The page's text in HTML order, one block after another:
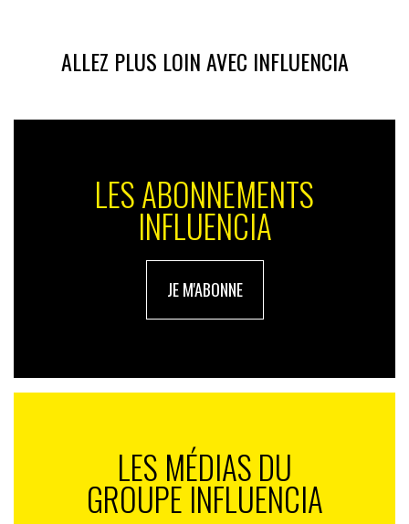
ALLEZ PLUS LOIN AVEC INFLUENCIA
LES ABONNEMENTS
INFLUENCIA
JE M'ABONNE
LES MÉDIAS DU
GROUPE INFLUENCIA